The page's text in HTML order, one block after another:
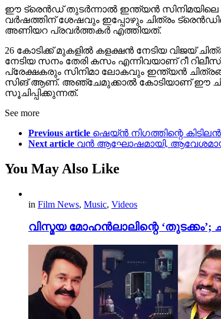
ഈ ട്രെൻഡ് തുടർന്നാൽ ഇന്ത്യൻ സിനിമയിലെ
വർഷത്തിന് ശേഷവും ഇപ്പോഴും ചിത്രം
അണിയറ പ്രവർത്തകർ എത്തിയത്.
26 കോടിക്ക് മുകളിൽ കളക്ഷൻ നേടിയ വിജയ്
നേടിയ സനം തേരി കസം എന്നിവയാണ് റീ
പ്രേക്ഷകരും സിനിമാ ലോകവും ഇന്ത്യൻ
സിങ് ആണ്. അഞ്ചേമുക്കാൽ കോടിയാണ് ഈ
സൂചിപ്പിക്കുന്നത്.
See more
Previous article ഷെയ്ൻ നിഗത്തിന്റെ
Next article വൻ ആഘോഷമായി, ആവേശമായി
You May Also Like
in Film News, Music, Videos
വിസ്മയ മോഹൻലാലിന്റെ